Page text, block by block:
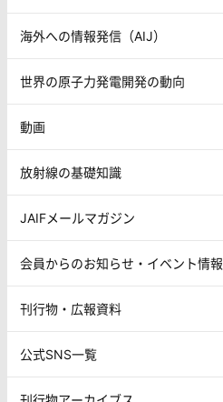
海外への情報発信（AIJ）
世界の原子力発電開発の動向
動画
放射線の基礎知識
JAIFメールマガジン
会員からのお知らせ・イベント情報
刊行物・広報資料
公式SNS一覧